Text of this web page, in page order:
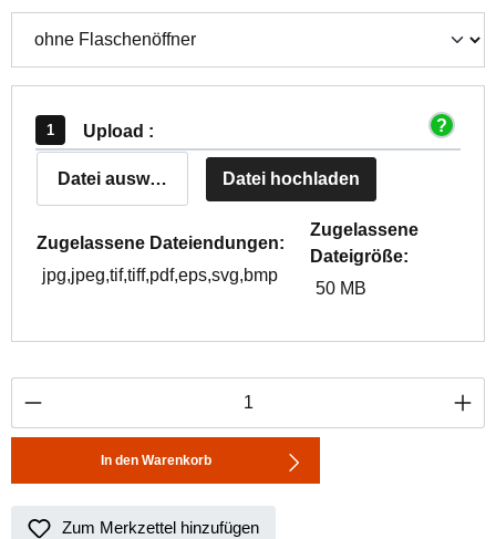
Upload :
Datei auswählen Datei hochladen
Zugelassene Dateiendungen:
jpg,jpeg,tif,tiff,pdf,eps,svg,bmp
Zugelassene
Dateigröße:
50 MB
Produkt Anzahl: Gib den gewünschten
In den Warenkorb
Zum Merkzettel hinzufügen